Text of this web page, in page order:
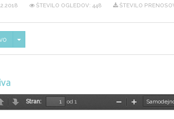
ŠTEVILO OGLEDOV: 448 ŠTEVILO
Skrij/prikaži meni
NazajNaprej
Stran:
od 1
PomanjšajPovečaj